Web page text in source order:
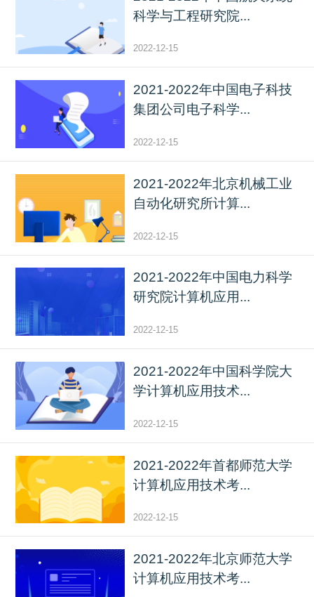
科学与工程研究院...
2022-12-15
2021-2022年中国电子科技
集团公司电子科学...
2022-12-15
2021-2022年北京机械工业
自动化研究所计算...
2022-12-15
2021-2022年中国电力科学
研究院计算机应用...
2022-12-15
2021-2022年中国科学院大
学计算机应用技术...
2022-12-15
2021-2022年首都师范大学
计算机应用技术考...
2022-12-15
2021-2022年北京师范大学
计算机应用技术考...